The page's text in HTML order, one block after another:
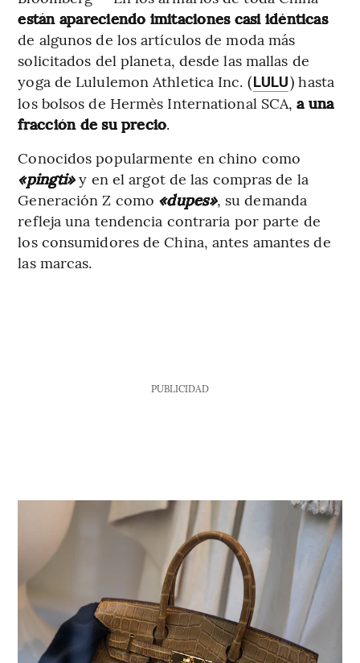
están apareciendo imitaciones casi idénticas
de algunos de los artículos de moda más
solicitados del planeta, desde las mallas de
yoga de Lululemon Athletica Inc. (LULU) hasta
los bolsos de Hermès International SCA,a una
fracción de su precio.
Conocidos popularmente en chino como
«pingti»y en el argot de las compras de la
Generación Z como «dupes», su demanda
refleja una tendencia contraria por parte de
los consumidores de China, antes amantes de
las marcas.
PUBLICIDAD